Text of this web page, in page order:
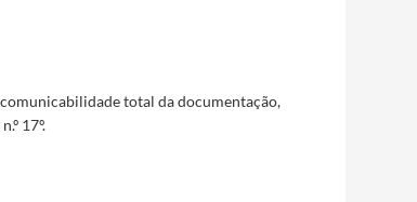
total da documentação,
17º.